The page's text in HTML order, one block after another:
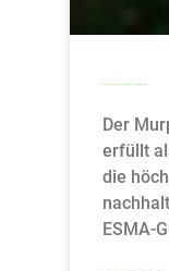
Der
erfüllt
die
ESMA-